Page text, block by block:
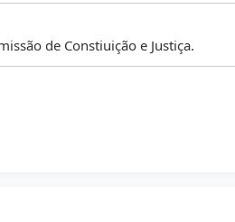
de Constiuição e Justiça.